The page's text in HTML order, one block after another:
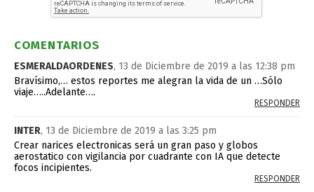
COMENTARIOS
ESMERALDAORDENES, 13 de Diciembre de 2019 a las 12:38 pm
Bravísimo,… estos reportes me alegran la vida de un …Sólo
viaje…..Adelante….
RESPONDER
INTER, 13 de Diciembre de 2019 a las 3:25 pm
Crear narices electronicas será un gran paso y globos
aerostatico con vigilancia por cuadrante con IA que detecte
focos incipientes.
RESPONDER